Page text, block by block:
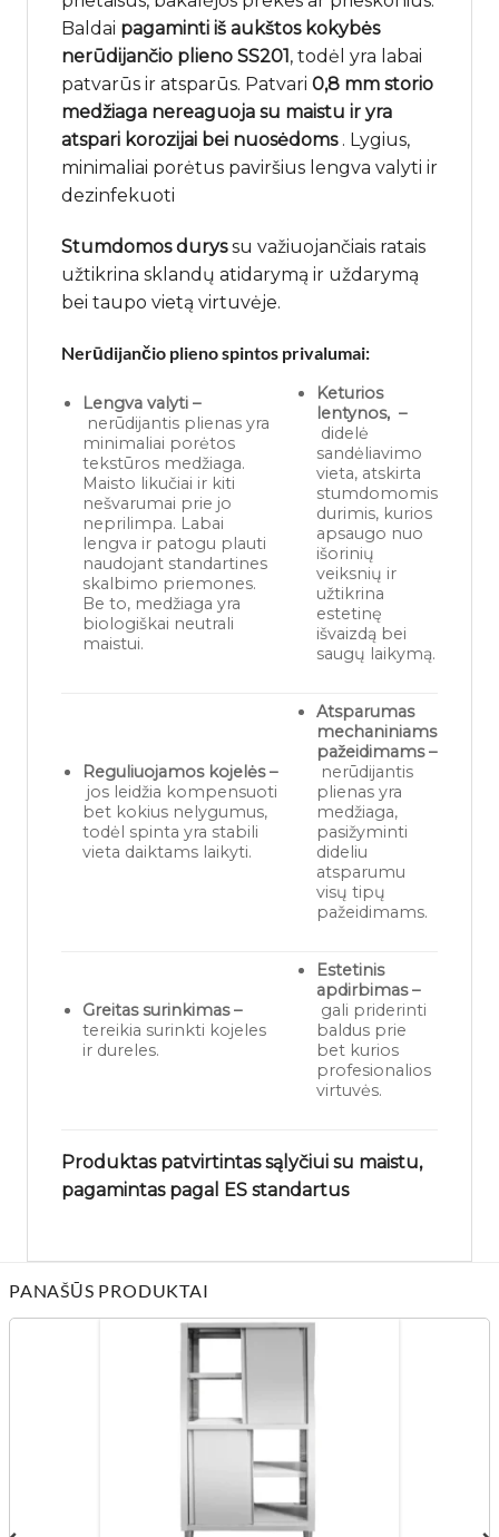
Baldai pagaminti iš aukštos kokybės
nerūdijančio plieno SS201, todėl yra labai
patvarūs ir atsparūs. Patvari 0,8 mm storio
medžiaga nereaguoja su maistu ir yra
atspari korozijai bei nuosėdoms. Lygius,
minimaliai porėtus paviršius lengva valyti ir
dezinfekuoti
Stumdomos duryssu važiuojančiais ratais
užtikrina sklandų atidarymą ir uždarymą
bei taupo vietą virtuvėje.
Nerūdijančio plieno spintos privalumai:
Lengva valyti –
nerūdijantis plienas yra
minimaliai porėtos
tekstūros medžiaga.
Maisto likučiai ir kiti
nešvarumai prie jo
neprilimpa. Labai
lengva ir patogu plauti
naudojant standartines
skalbimo priemones.
Be to, medžiaga yra
biologiškai neutrali
maistui.
Keturios
lentynos, –
didelė
sandėliavimo
vieta, atskirta
stumdomomis
durimis, kurios
apsaugo nuo
išorinių
veiksnių ir
užtikrina
estetinę
išvaizdą bei
saugų laikymą.
Reguliuojamos kojelės –
jos leidžia kompensuoti
bet kokius nelygumus,
todėl spinta yra stabili
vieta daiktams laikyti.
Atsparumas
mechaniniams
pažeidimams –
nerūdijantis
plienas yra
medžiaga,
pasižyminti
dideliu
atsparumu
visų tipų
pažeidimams.
Greitas surinkimas –
tereikia surinkti kojeles
ir dureles.
Estetinis
apdirbimas –
gali priderinti
baldus prie
bet kurios
profesionalios
virtuvės.
Produktas patvirtintas sąlyčiui su maistu,
pagamintas pagal ES standartus
PANAŠŪS PRODUKTAI